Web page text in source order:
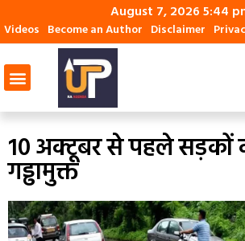
August 7, 2026 5:44
Videos Become an Author Disclaimer
10 अक्टूबर से पहले सड़कों
गड्ढामुक्त